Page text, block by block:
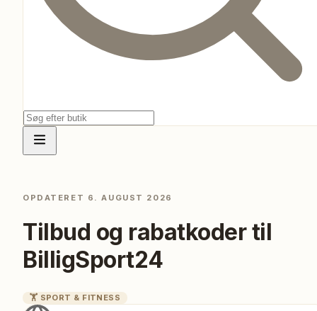
OPDATERET 6. AUGUST 2026
Tilbud og rabatkoder til
BilligSport24
🏋️ SPORT & FITNESS